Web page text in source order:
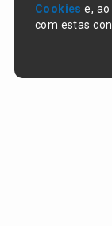
Cookies e,
com estas